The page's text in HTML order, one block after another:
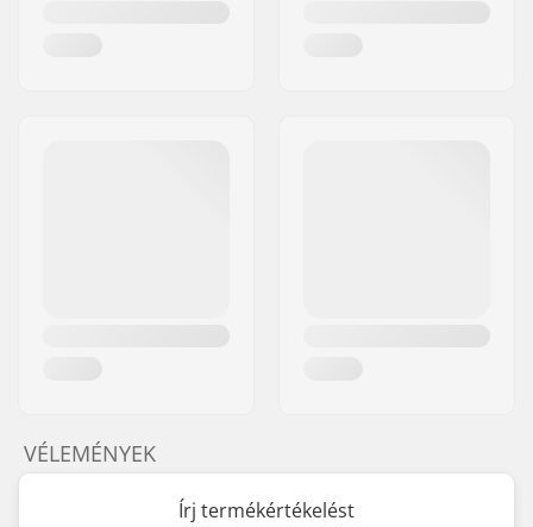
VÉLEMÉNYEK
Írj termékértékelést